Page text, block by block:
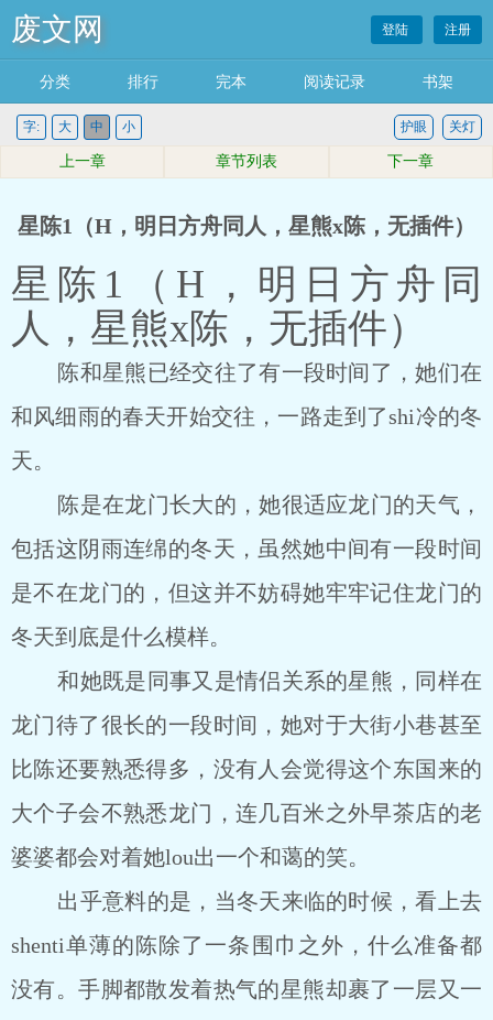
废文网 登陆 注册
分类 排行 完本 阅读记录 书架
字: 大 中 小 关灯
护眼
上一章 章节列表 下一章
星陈1（H，明日方舟同人，星熊x陈，无插件）
星陈1（H，明日方舟同
人，星熊x陈，无插件）
陈和星熊已经交往了有一段时间了，她们在
和风细雨的春天开始交往，一路走到了shi冷的冬
天。
陈是在龙门长大的，她很适应龙门的天气，
包括这阴雨连绵的冬天，虽然她中间有一段时间
是不在龙门的，但这并不妨碍她牢牢记住龙门的
冬天到底是什么模样。
和她既是同事又是情侣关系的星熊，同样在
龙门待了很长的一段时间，她对于大街小巷甚至
比陈还要熟悉得多，没有人会觉得这个东国来的
大个子会不熟悉龙门，连几百米之外早茶店的老
婆婆都会对着她lou出一个和蔼的笑。
出乎意料的是，当冬天来临的时候，看上去
shenti单薄的陈除了一条围巾之外，什么准备都
没有。手脚都散发着热气的星熊却裹了一层又一